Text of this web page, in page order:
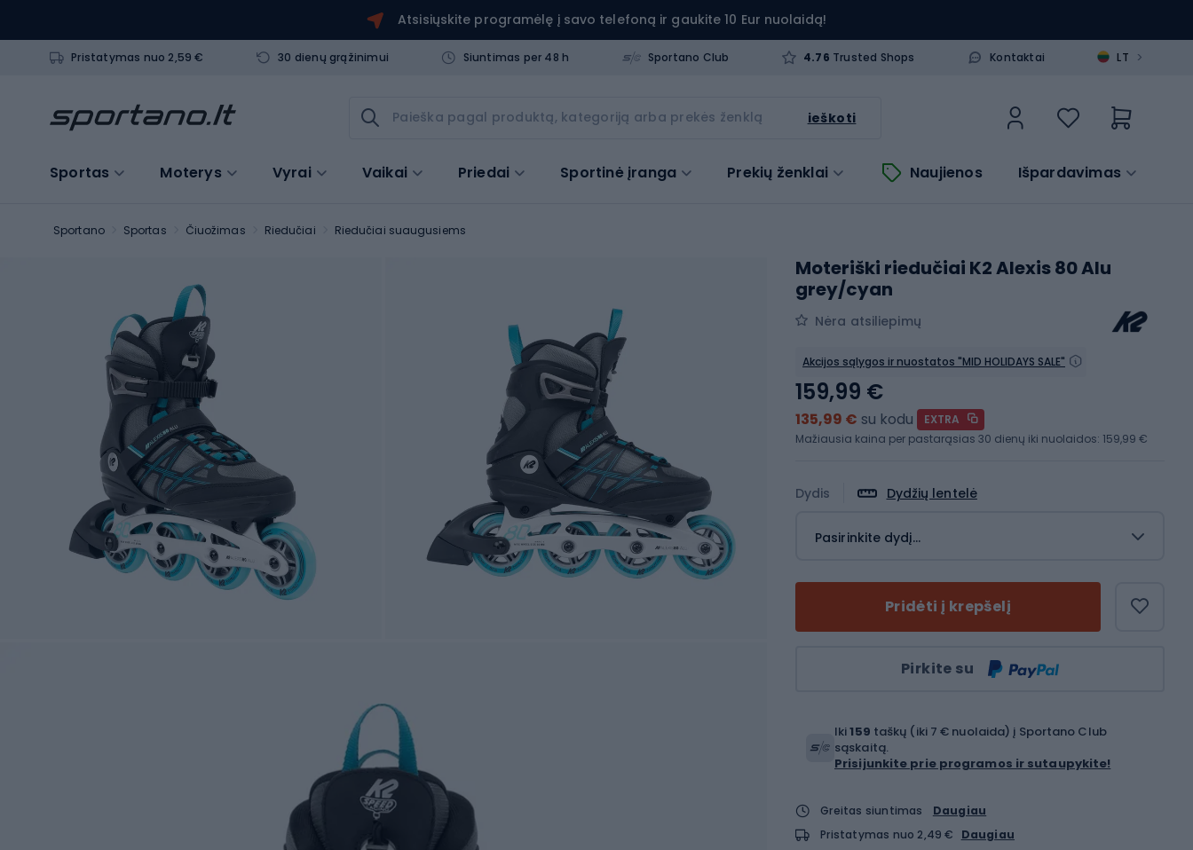
Atsisiųskite programėlę į savo telefoną ir gaukite 10 Eur nuolaidą!
Pristatymas nuo 2,59 € 30 dienų grąžinimui Siuntimas per 48 h Sportano Club 4.76 Trusted Shops Kontaktai LT >
ieškoti
Sportas Moterys Vyrai Vaikai Priedai Sportinė įranga Prekių ženklai Naujienos Išpardavimas
Sportano Sportas Čiuožimas Riedučiai Riedučiai suaugusiems
Moteriški riedučiai K2 Alexis 80 Alu
grey/cyan
Nėra atsiliepimų
Akcijos sąlygos ir nuostatos "MID HOLIDAYS SALE"
Dydis Dydžių lentelė
Pasirinkite dydį...
Pridėti į krepšelį
Pirkite su
159,99 €
135,99 € su kodu
EXTRA
Mažiausia kaina per pastarąsias 30 dienų iki nuolaidos: 159,99 €
Iki159 taškų (iki 7 € nuolaida) į Sportano Club
sąskaitą.
Prisijunkite prie programos ir sutaupykite!
Greitas siuntimas
Daugiau
Pristatymas nuo 2,49 €
Daugiau